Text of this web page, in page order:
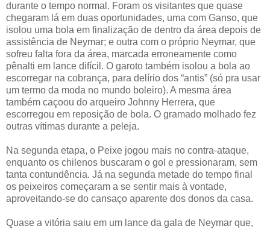
durante o tempo normal. Foram os visitantes que quase
chegaram lá em duas oportunidades, uma com Ganso, que
isolou uma bola em finalização de dentro da área depois de
assistência de Neymar; e outra com o próprio Neymar, que
sofreu falta fora da área, marcada erroneamente como
pênalti em lance difícil. O garoto também isolou a bola ao
escorregar na cobrança, para delírio dos “antis” (só pra usar
um termo da moda no mundo boleiro). A mesma área
também caçoou do arqueiro Johnny Herrera, que
escorregou em reposição de bola. O gramado molhado fez
outras vítimas durante a peleja.
Na segunda etapa, o Peixe jogou mais no contra-ataque,
enquanto os chilenos buscaram o gol e pressionaram, sem
tanta contundência. Já na segunda metade do tempo final
os peixeiros começaram a se sentir mais à vontade,
aproveitando-se do cansaço aparente dos donos da casa.
Quase a vitória saiu em um lance da gala de Neymar que,